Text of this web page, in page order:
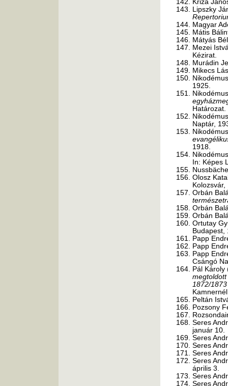
Kriza
Lipszky
Magyar
Mátis
Mátyás
Mezei
Kézirat.
Murádin
Mikecs
1925.
Határozat.
Naptár,
1918.
In: Képes
Olosz
Kolozsvár,
Orbán
Orbán
Orbán
Ortutay
Budapest,
Papp
Papp
Papp
Csángó
Pál
1872/
Peltán
Pozsony
Seres
január 10.
Seres
Seres
Seres
Seres
április 3.
Seres
Seres